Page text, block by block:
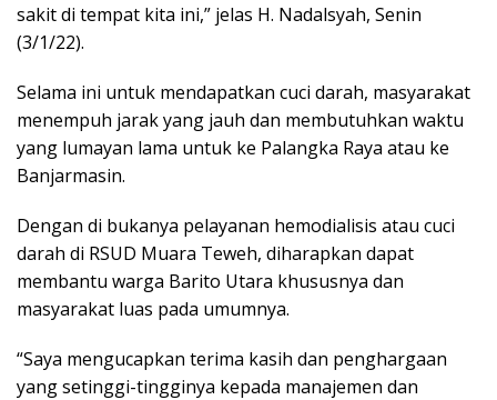
sakit di tempat kita ini,” jelas H. Nadalsyah, Senin
(3/1/22).
Selama ini untuk mendapatkan cuci darah, masyarakat
menempuh jarak yang jauh dan membutuhkan waktu
yang lumayan lama untuk ke Palangka Raya atau ke
Banjarmasin.
Dengan di bukanya pelayanan hemodialisis atau cuci
darah di RSUD Muara Teweh, diharapkan dapat
membantu warga Barito Utara khususnya dan
masyarakat luas pada umumnya.
“Saya mengucapkan terima kasih dan penghargaan
yang setinggi-tingginya kepada manajemen dan